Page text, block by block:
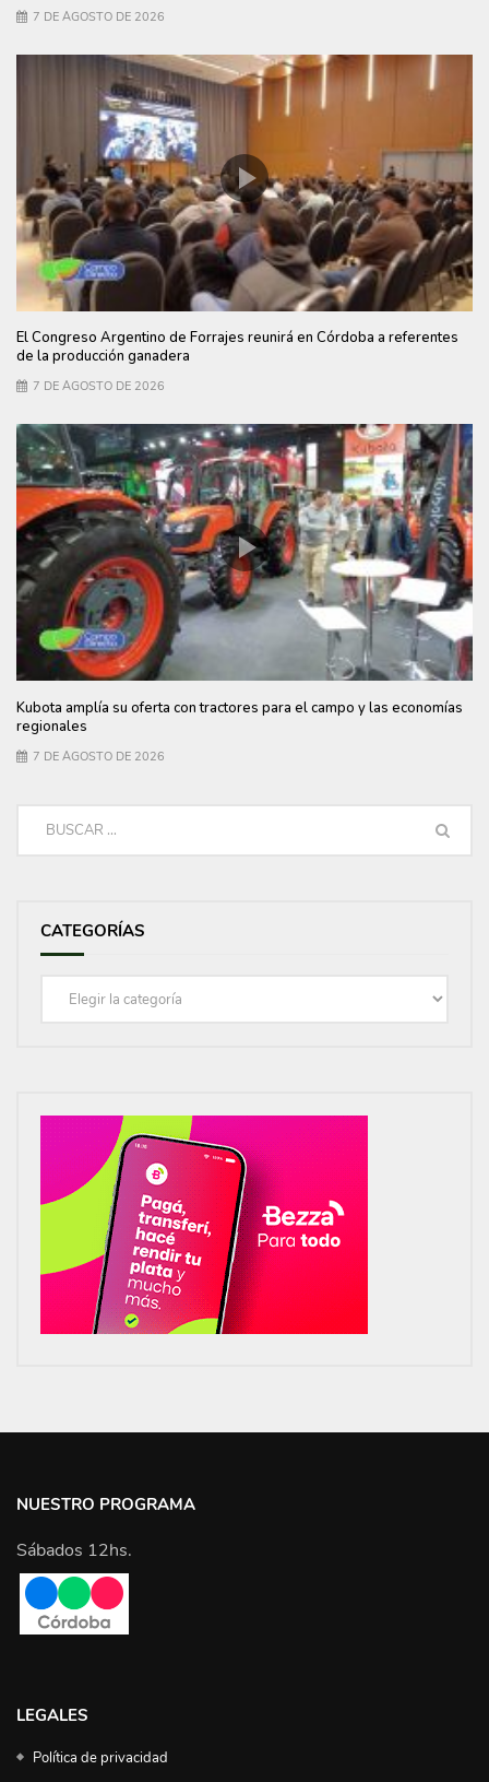
7 DE AGOSTO DE 2026
El Congreso Argentino de Forrajes reunirá en Córdoba a referentes
de la producción ganadera
7 DE AGOSTO DE 2026
Kubota amplía su oferta con tractores para el campo y las economías
regionales
7 DE AGOSTO DE 2026
CATEGORÍAS
Categorías
NUESTRO PROGRAMA
Sábados 12hs.
LEGALES
Política de privacidad